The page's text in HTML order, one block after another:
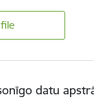
datu